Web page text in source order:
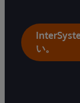
い。